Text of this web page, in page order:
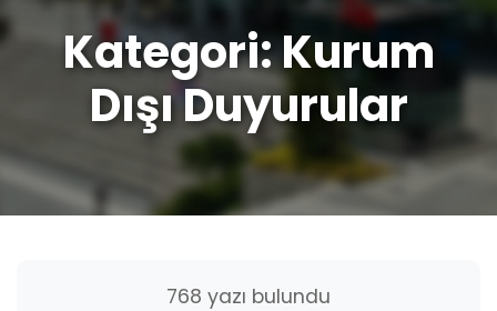
Kategori:Kurum
Dışı Duyurular
768 yazı bulundu